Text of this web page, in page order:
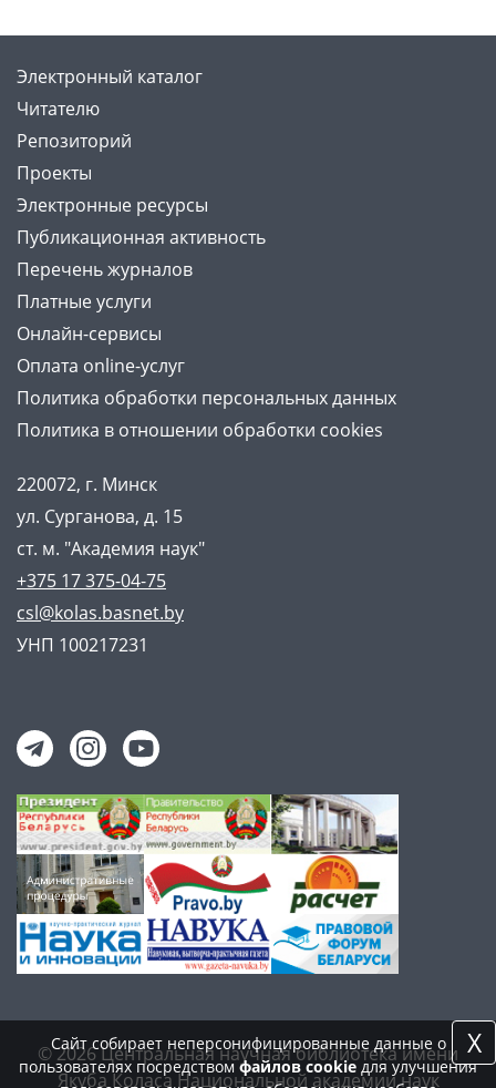
Электронный каталог
Читателю
Репозиторий
Проекты
Электронные ресурсы
Публикационная активность
Перечень журналов
Платные услуги
Онлайн-сервисы
Оплата online-услуг
Политика обработки персональных данных
Политика в отношении обработки cookies
220072, г. Минск
ул. Сурганова, д. 15
ст. м. "Академия наук"
+375 17 375-04-75
csl@kolas.basnet.by
УНП 100217231
© 2026 Центральная научная библиотека имени
Якуба Коласа Национальной академии наук
Сайт собирает неперсонифицированные данные о
пользователях посредствомфайлов cookieдля улучшения
X